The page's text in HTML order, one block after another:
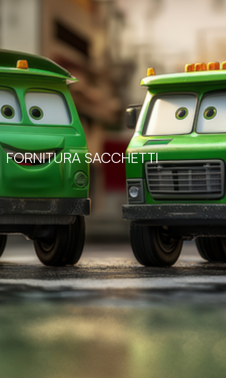
FORNITURA SACCHETTI